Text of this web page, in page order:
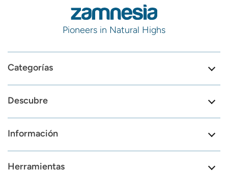
Pioneers in Natural Highs
Categorías
Descubre
Información
Herramientas